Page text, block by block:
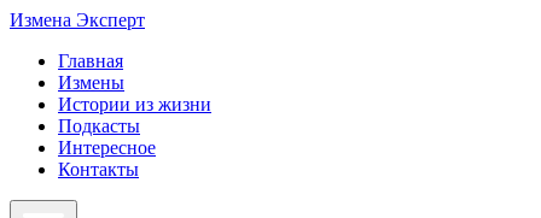
Измена Эксперт
Главная
Измены
Истории из жизни
Подкасты
Интересное
Контакты